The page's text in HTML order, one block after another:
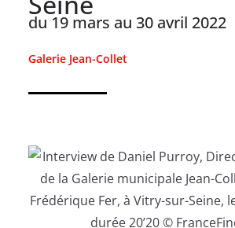
du 19 mars au 30 avril 2022
Galerie Jean-Collet